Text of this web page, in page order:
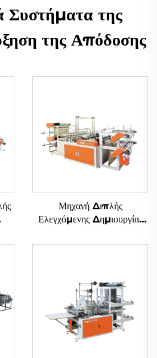
Συστήματα της
της Απόδοσης
Μηχανή Διπλής
Ελεγχόμενης Δημιουργίας
Σάκουε